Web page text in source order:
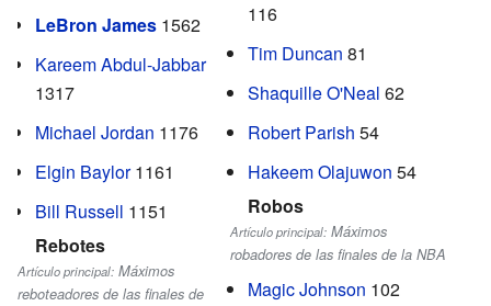
LeBron James 1562
Kareem Abdul-Jabbar
1317
Michael Jordan 1176
Elgin Baylor1161
Bill Russell 1151
Rebotes
Artículo principal: Máximos
reboteadores de las finales de
116
Tim Duncan 81
Shaquille O'Neal 62
Robert Parish 54
Hakeem Olajuwon 54
Robos
Artículo principal: Máximos
robadores de las finales de la NBA
Magic Johnson 102